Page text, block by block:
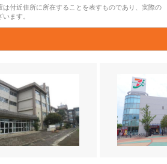
付近住所に所在することを表すものであり、実際の
ます。